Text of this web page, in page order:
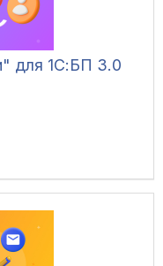
для 1С:БП 3.0